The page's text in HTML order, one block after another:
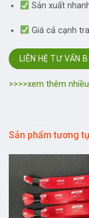
Sản xuất
Giá cả cạnh
LIÊN HỆ TƯ VẤN
>>>>xem thêm
Sản phẩm tương